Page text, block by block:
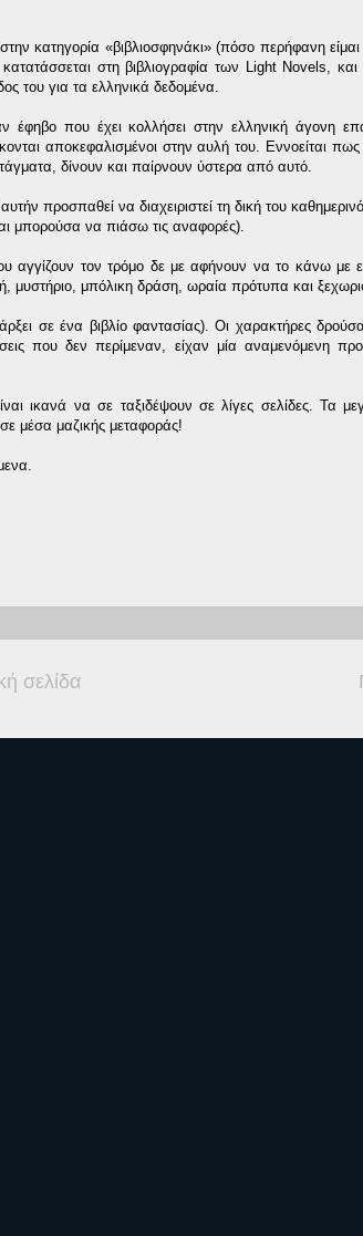
κατηγορία «βιβλιοσφηνάκι» (πόσο περήφανη
στη βιβλιογραφία των Light Novels,
του για τα ελληνικά δεδομένα.
έφηβο που έχει κολλήσει στην ελληνική άγονη
αποκεφαλισμένοι στην αυλή του. Εννοείται
δίνουν και παίρνουν ύστερα από αυτό.
προσπαθεί να διαχειριστεί τη δική του
μπορούσα να πιάσω τις αναφορές).
αγγίζουν τον τρόμο δε με αφήνουν να το κάνω
μυστήριο, μπόλικη δράση, ωραία πρότυπα και
σε ένα βιβλίο φαντασίας). Οι χαρακτήρες
που δεν περίμεναν, είχαν μία αναμενόμενη
ικανά να σε ταξιδέψουν σε λίγες σελίδες. Τα
μέσα μαζικής μεταφοράς!
σελίδα